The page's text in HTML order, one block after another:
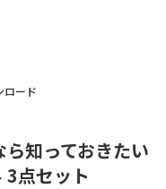
ロード
知っておきたい
点セット